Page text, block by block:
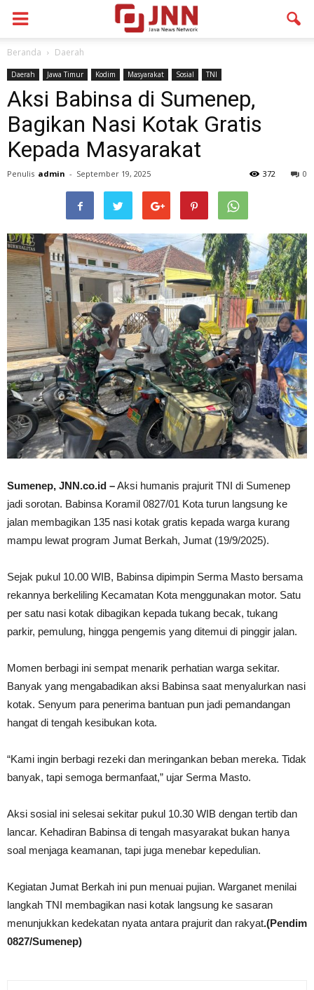
Beranda Daerah
Daerah Jawa Timur Kodim Masyarakat Sosial TNI
Aksi Babinsa di Sumenep,
Bagikan Nasi Kotak Gratis
Kepada Masyarakat
Penulis admin - September 19, 2025 0
372
Sumenep, JNN.co.id –Aksi humanis prajurit TNI di Sumenep
jadi sorotan. Babinsa Koramil 0827/01 Kota turun langsung ke
jalan membagikan 135 nasi kotak gratis kepada warga kurang
mampu lewat program Jumat Berkah, Jumat (19/9/2025).
Sejak pukul 10.00 WIB, Babinsa dipimpin Serma Masto bersama
rekannya berkeliling Kecamatan Kota menggunakan motor. Satu
per satu nasi kotak dibagikan kepada tukang becak, tukang
parkir, pemulung, hingga pengemis yang ditemui di pinggir jalan.
Momen berbagi ini sempat menarik perhatian warga sekitar.
Banyak yang mengabadikan aksi Babinsa saat menyalurkan nasi
kotak. Senyum para penerima bantuan pun jadi pemandangan
hangat di tengah kesibukan kota.
“Kami ingin berbagi rezeki dan meringankan beban mereka. Tidak
banyak, tapi semoga bermanfaat,” ujar Serma Masto.
Aksi sosial ini selesai sekitar pukul 10.30 WIB dengan tertib dan
lancar. Kehadiran Babinsa di tengah masyarakat bukan hanya
soal menjaga keamanan, tapi juga menebar kepedulian.
Kegiatan Jumat Berkah ini pun menuai pujian. Warganet menilai
langkah TNI membagikan nasi kotak langsung ke sasaran
menunjukkan kedekatan nyata antara prajurit dan rakyat.(Pendim
0827/Sumenep)